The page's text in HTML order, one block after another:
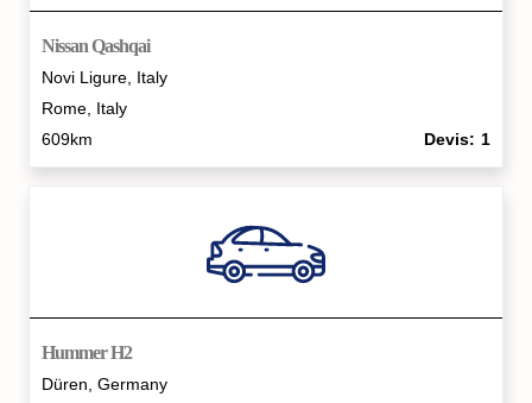
Nissan Qashqai
Novi Ligure, Italy
Rome, Italy
609km
Devis 1
Hummer H2
Düren, Germany